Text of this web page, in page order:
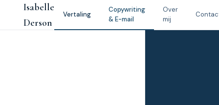
de
Isabelle
Derson
Vertaling
Copywriting
& E-mail
Over
mij